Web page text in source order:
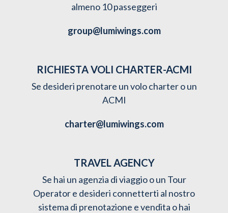
almeno 10 passeggeri
group@lumiwings.com
RICHIESTA VOLI CHARTER-ACMI
Se desideri prenotare un volo charter o un
ACMI
charter@lumiwings.com
TRAVEL AGENCY
Se hai un agenzia di viaggio o un Tour
Operator e desideri connetterti al nostro
sistema di prenotazione e vendita o hai